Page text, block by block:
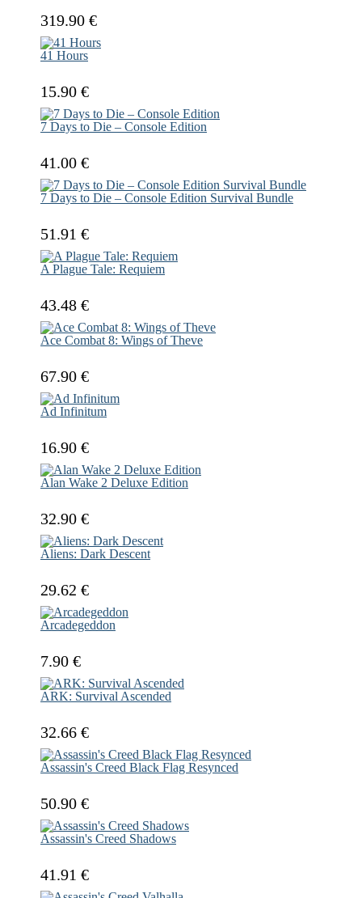
319.90 €
41 Hours
15.90 €
7 Days to Die – Console Edition
41.00 €
7 Days to Die – Console Edition Survival Bundle
51.91 €
A Plague Tale: Requiem
43.48 €
Ace Combat 8: Wings of Theve
67.90 €
Ad Infinitum
16.90 €
Alan Wake 2 Deluxe Edition
32.90 €
Aliens: Dark Descent
29.62 €
Arcadegeddon
7.90 €
ARK: Survival Ascended
32.66 €
Assassin's Creed Black Flag Resynced
50.90 €
Assassin's Creed Shadows
41.91 €